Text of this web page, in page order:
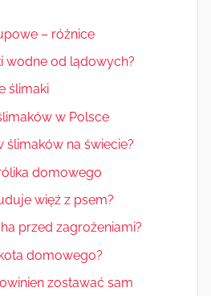
– różnice
wodne od lądowych?
ślimaki
w Polsce
ślimaków na świecie?
domowego
więź z psem?
przed zagrożeniami?
domowego?
zostawać sam